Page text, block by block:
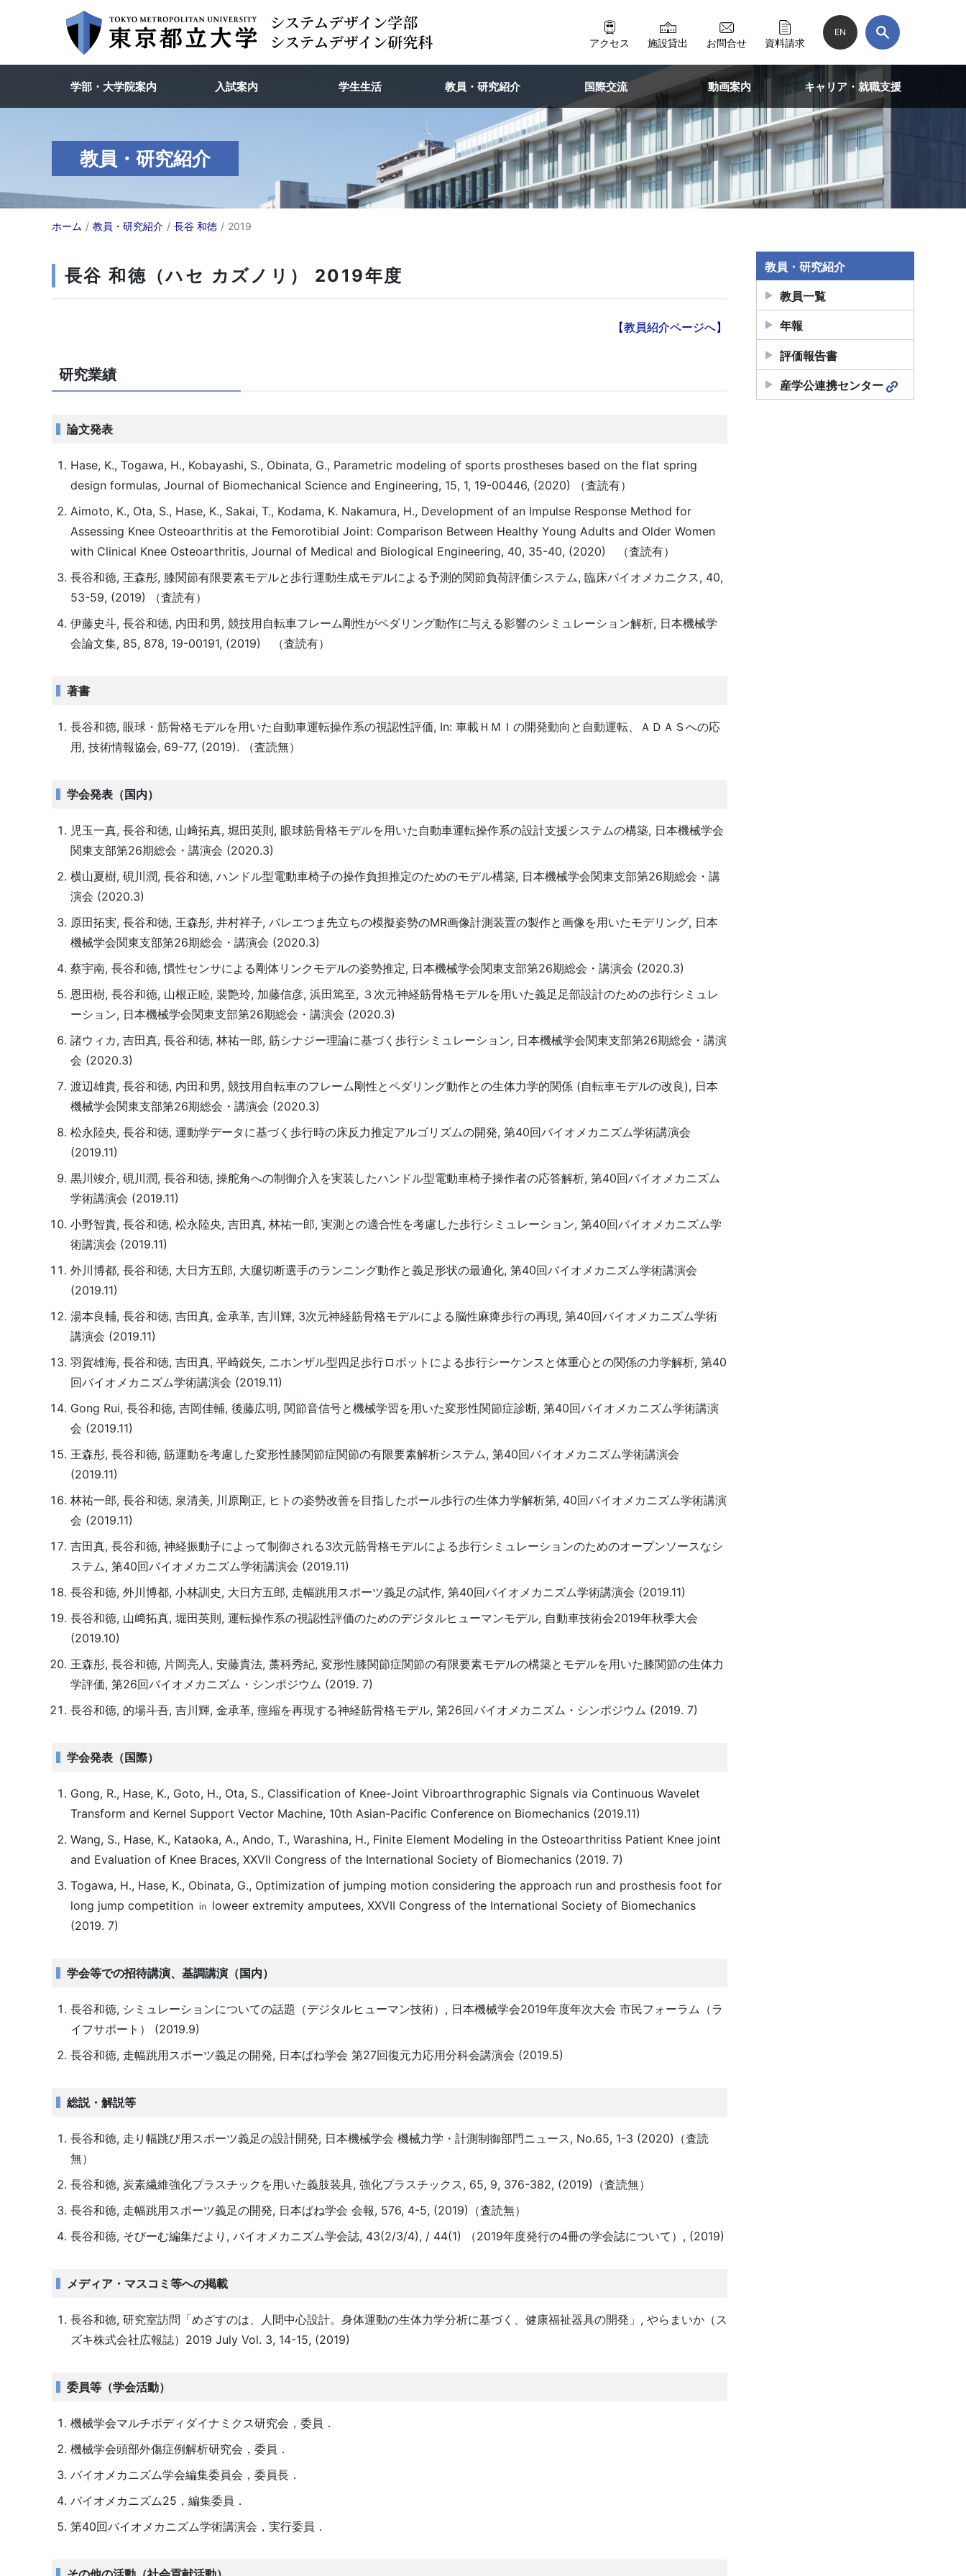
アクセス 施設貸出 お問合せ 資料請求
EN
学部・大学院案内 入試案内 学生生活 教員・研究紹介 国際交流 動画案内 キャリア・就職支援
教員・研究紹介
ホーム 教員・研究紹介 長谷 和徳 2019
長谷 和徳（ハセ カズノリ） 2019年度
【教員紹介ページへ】
研究業績
論文発表
Hase, K., Togawa, H., Kobayashi, S., Obinata, G., Parametric modeling of sports prostheses based on the flat spring
design formulas, Journal of Biomechanical Science and Engineering, 15, 1, 19-00446, (2020) （査読有）
Aimoto, K., Ota, S., Hase, K., Sakai, T., Kodama, K. Nakamura, H., Development of an Impulse Response Method for
Assessing Knee Osteoarthritis at the Femorotibial Joint: Comparison Between Healthy Young Adults and Older Women
with Clinical Knee Osteoarthritis, Journal of Medical and Biological Engineering, 40, 35-40, (2020) （査読有）
長谷和徳, 王森彤, 膝関節有限要素モデルと歩行運動生成モデルによる予測的関節負荷評価システム, 臨床バイオメカニクス, 40,
53-59, (2019) （査読有）
伊藤史斗, 長谷和徳, 内田和男, 競技用自転車フレーム剛性がペダリング動作に与える影響のシミュレーション解析, 日本機械学
会論文集, 85, 878, 19-00191, (2019) （査読有）
著書
長谷和徳, 眼球・筋骨格モデルを用いた自動車運転操作系の視認性評価, In: 車載ＨＭＩの開発動向と自動運転、ＡＤＡＳへの応
用, 技術情報協会, 69-77, (2019). （査読無）
学会発表（国内）
児玉一真, 長谷和徳, 山﨑拓真, 堀田英則, 眼球筋骨格モデルを用いた自動車運転操作系の設計支援システムの構築, 日本機械学会
関東支部第26期総会・講演会 (2020.3)
横山夏樹, 硯川潤, 長谷和徳, ハンドル型電動車椅子の操作負担推定のためのモデル構築, 日本機械学会関東支部第26期総会・講
演会 (2020.3)
原田拓実, 長谷和徳, 王森彤, 井村祥子, バレエつま先立ちの模擬姿勢のMR画像計測装置の製作と画像を用いたモデリング, 日本
機械学会関東支部第26期総会・講演会 (2020.3)
蔡宇南, 長谷和徳, 慣性センサによる剛体リンクモデルの姿勢推定, 日本機械学会関東支部第26期総会・講演会 (2020.3)
恩田樹, 長谷和徳, 山根正睦, 裴艶玲, 加藤信彦, 浜田篤至, ３次元神経筋骨格モデルを用いた義足足部設計のための歩行シミュレ
ーション, 日本機械学会関東支部第26期総会・講演会 (2020.3)
諸ウィカ, 吉田真, 長谷和徳, 林祐一郎, 筋シナジー理論に基づく歩行シミュレーション, 日本機械学会関東支部第26期総会・講演
会 (2020.3)
渡辺雄貴, 長谷和徳, 内田和男, 競技用自転車のフレーム剛性とペダリング動作との生体力学的関係 (自転車モデルの改良), 日本
機械学会関東支部第26期総会・講演会 (2020.3)
松永陸央, 長谷和徳, 運動学データに基づく歩行時の床反力推定アルゴリズムの開発, 第40回バイオメカニズム学術講演会
(2019.11)
黒川竣介, 硯川潤, 長谷和徳, 操舵角への制御介入を実装したハンドル型電動車椅子操作者の応答解析, 第40回バイオメカニズム
学術講演会 (2019.11)
小野智貴, 長谷和徳, 松永陸央, 吉田真, 林祐一郎, 実測との適合性を考慮した歩行シミュレーション, 第40回バイオメカニズム学
術講演会 (2019.11)
外川博都, 長谷和徳, 大日方五郎, 大腿切断選手のランニング動作と義足形状の最適化, 第40回バイオメカニズム学術講演会
(2019.11)
湯本良輔, 長谷和徳, 吉田真, 金承革, 吉川輝, 3次元神経筋骨格モデルによる脳性麻痺歩行の再現, 第40回バイオメカニズム学術
講演会 (2019.11)
羽賀雄海, 長谷和徳, 吉田真, 平崎鋭矢, ニホンザル型四足歩行ロボットによる歩行シーケンスと体重心との関係の力学解析, 第40
回バイオメカニズム学術講演会 (2019.11)
Gong Rui, 長谷和徳, 吉岡佳輔, 後藤広明, 関節音信号と機械学習を用いた変形性関節症診断, 第40回バイオメカニズム学術講演
会 (2019.11)
王森彤, 長谷和徳, 筋運動を考慮した変形性膝関節症関節の有限要素解析システム, 第40回バイオメカニズム学術講演会
(2019.11)
林祐一郎, 長谷和徳, 泉清美, 川原剛正, ヒトの姿勢改善を目指したポール歩行の生体力学解析第, 40回バイオメカニズム学術講演
会 (2019.11)
吉田真, 長谷和徳, 神経振動子によって制御される3次元筋骨格モデルによる歩行シミュレーションのためのオープンソースなシ
ステム, 第40回バイオメカニズム学術講演会 (2019.11)
長谷和徳, 外川博都, 小林訓史, 大日方五郎, 走幅跳用スポーツ義足の試作, 第40回バイオメカニズム学術講演会 (2019.11)
長谷和徳, 山﨑拓真, 堀田英則, 運転操作系の視認性評価のためのデジタルヒューマンモデル, 自動車技術会2019年秋季大会
(2019.10)
王森彤, 長谷和徳, 片岡亮人, 安藤貴法, 藁科秀紀, 変形性膝関節症関節の有限要素モデルの構築とモデルを用いた膝関節の生体力
学評価, 第26回バイオメカニズム・シンポジウム (2019. 7)
長谷和徳, 的場斗吾, 吉川輝, 金承革, 痙縮を再現する神経筋骨格モデル, 第26回バイオメカニズム・シンポジウム (2019. 7)
学会発表（国際）
Gong, R., Hase, K., Goto, H., Ota, S., Classification of Knee-Joint Vibroarthrographic Signals via Continuous Wavelet
Transform and Kernel Support Vector Machine, 10th Asian-Pacific Conference on Biomechanics (2019.11)
Wang, S., Hase, K., Kataoka, A., Ando, T., Warashina, H., Finite Element Modeling in the Osteoarthritiss Patient Knee joint
and Evaluation of Knee Braces, XXVII Congress of the International Society of Biomechanics (2019. 7)
Togawa, H., Hase, K., Obinata, G., Optimization of jumping motion considering the approach run and prosthesis foot for
long jump competition ㏌ loweer extremity amputees, XXVII Congress of the International Society of Biomechanics
(2019. 7)
学会等での招待講演、基調講演（国内）
長谷和徳, シミュレーションについての話題（デジタルヒューマン技術）, 日本機械学会2019年度年次大会 市民フォーラム（ラ
イフサポート） (2019.9)
長谷和徳, 走幅跳用スポーツ義足の開発, 日本ばね学会 第27回復元力応用分科会講演会 (2019.5)
総説・解説等
長谷和徳, 走り幅跳び用スポーツ義足の設計開発, 日本機械学会 機械力学・計測制御部門ニュース, No.65, 1-3 (2020)（査読
無）
長谷和徳, 炭素繊維強化プラスチックを用いた義肢装具, 強化プラスチックス, 65, 9, 376-382, (2019)（査読無）
長谷和徳, 走幅跳用スポーツ義足の開発, 日本ばね学会 会報, 576, 4-5, (2019)（査読無）
長谷和徳, そびーむ編集だより, バイオメカニズム学会誌, 43(2/3/4), / 44(1) （2019年度発行の4冊の学会誌について）, (2019)
メディア・マスコミ等への掲載
長谷和徳, 研究室訪問「めざすのは、人間中心設計。身体運動の生体力学分析に基づく、健康福祉器具の開発」, やらまいか（ス
ズキ株式会社広報誌）2019 July Vol. 3, 14-15, (2019)
委員等（学会活動）
機械学会マルチボディダイナミクス研究会，委員．
機械学会頭部外傷症例解析研究会，委員．
バイオメカニズム学会編集委員会，委員長．
バイオメカニズム25，編集委員．
第40回バイオメカニズム学術講演会，実行委員．
教員・研究紹介
教員一覧
年報
評価報告書
産学公連携センター